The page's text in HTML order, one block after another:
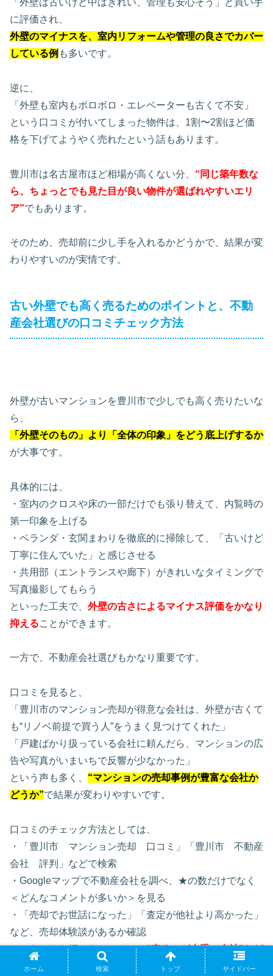
「外壁は古いけど中はきれい、管理も安心そう」と買い手
に評価され、
外壁のマイナスを、室内リフォームや管理の良さでカバー
している例 も多いです。
逆に、
「外壁も室内もボロボロ・エレベーターも古くて不安」
という口コミが付いてしまった物件は、1割〜2割ほど価
格を下げてようやく売れたという話もあります。
豊川市は名古屋市ほど相場が高くない分、 “同じ築年数な
ら、ちょっとでも見た目が良い物件が選ばれやすいエリ
ア”でもあります。
そのため、売却前に少し手を入れるかどうかで、結果が変
わりやすいのが実情です。
古い外壁でも高く売るためのポイントと、不動
産会社選びの口コミチェック方法
外壁が古いマンションを豊川市で少しでも高く売りたいな
ら、
「外壁そのもの」より「全体の印象」をどう底上げするか
が大事です。
具体的には、
・室内のクロスや床の一部だけでも張り替えて、内覧時の
第一印象を上げる
・ベランダ・玄関まわりを徹底的に掃除して、「古いけど
丁寧に住んでいた」と感じさせる
・共用部（エントランスや廊下）がきれいなタイミングで
写真撮影してもらう
といった工夫で、 外壁の古さによるマイナス評価をかなり
抑えることができます。
一方で、不動産会社選びもかなり重要です。
口コミを見ると、
「豊川市のマンション売却が得意な会社は、外壁が古くて
も“リノベ前提で買う人”をうまく見つけてくれた」
「戸建ばかり扱っている会社に頼んだら、マンションの広
告や写真がいまいちで反響が少なかった」
という声も多く、 “マンションの売却事例が豊富な会社か
どうか”で結果が変わりやすいです。
口コミのチェック方法としては、
・「豊川市 マンション売却 口コミ」「豊川市 不動産
会社 評判」などで検索
・Googleマップで不動産会社を調べ、★の数だけでなく
＜どんなコメントが多いか＞を見る
・「売却でお世話になった」「査定が他社より高かった」
など、売却体験談があるか確認
このあたりを押さえておくと、“売るのが上手い会社”かど
うかが見えやすくなります
。
ホーム 検索 トップ サイドバー